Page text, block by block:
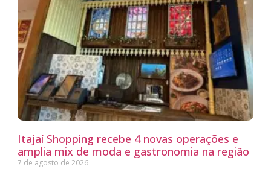
Itajaí Shopping recebe 4 novas operações e
amplia mix de moda e gastronomia na região
7 de agosto de 2026